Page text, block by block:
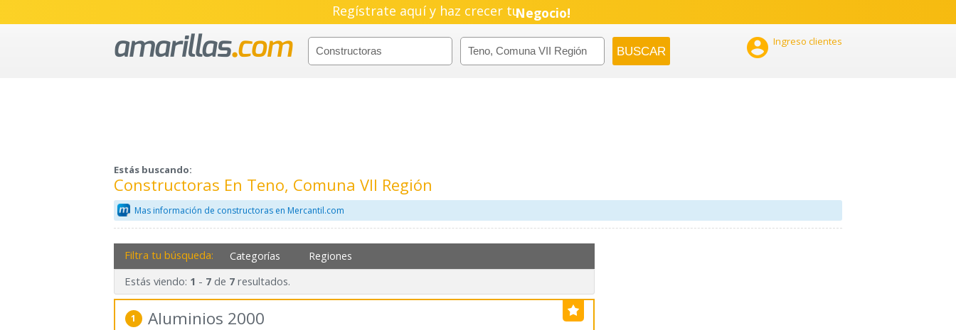
Regístrate aquí y haz crecer tuEmpresa!
Negocio!
Pyme!
 Ingreso clientes
Estás buscando:
Constructoras En Teno, Comuna VII Región
Mas información de constructoras en Mercantil.com
Filtra tu búsqueda: Categorías Regiones
Estás viendo: 1 - 7de 7resultados.
1 Aluminios 2000